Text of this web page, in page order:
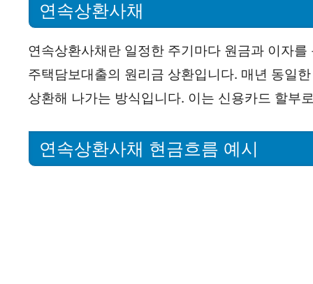
연속상환사채
연속상환사채란 일정한 주기마다 원금과 이자
주택담보대출의 원리금 상환입니다. 매년 동일
상환해 나가는 방식입니다. 이는 신용카드 할부
연속상환사채 현금흐름 예시